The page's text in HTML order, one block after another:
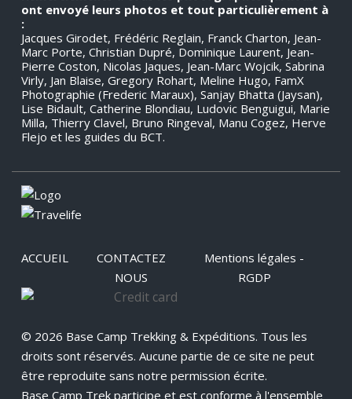
ont envoyé leurs photos et tout particulièrement à
:
Jacques Girodet, Frédéric Reglain, Franck Charton, Jean-
Marc Porte, Christian Dupré, Dominique Laurent, Jean-
Pierre Coston, Nicolas Jaques, Jean-Marc Wojcik, Sabrina
Virly, Jan Blaise, Gregory Rohart, Meline Hugo, FamX
Photographie (Frederic Maraux), Sanjay Bhatta (Jaysan),
Lise Bidault, Catherine Blondiau, Ludovic Benguigui, Marie
Milla, Thierry Clavel, Bruno Ringeval, Manu Cogez, Herve
Flejo et les guides du BCT.
ACCUEIL
CONTACTEZ
NOUS
Mentions légales -
RGDP
© 2026 Base Camp Trekking & Expéditions. Tous les
droits sont réservés. Aucune partie de ce site ne peut
être reproduite sans notre permission écrite.
Base Camp Trek participe et est conforme à l'ensemble